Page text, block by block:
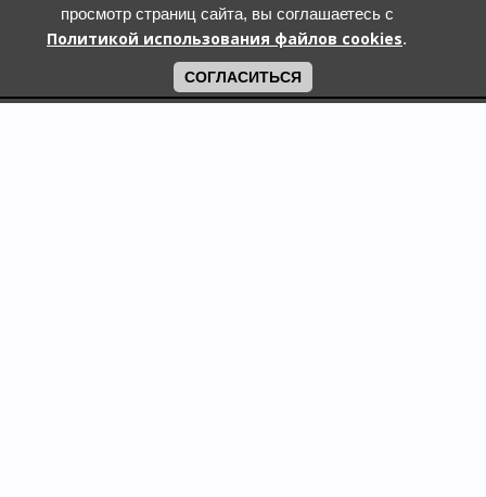
просмотр страниц сайта, вы соглашаетесь с
Политикой использования файлов cookies.
СОГЛАСИТЬСЯ